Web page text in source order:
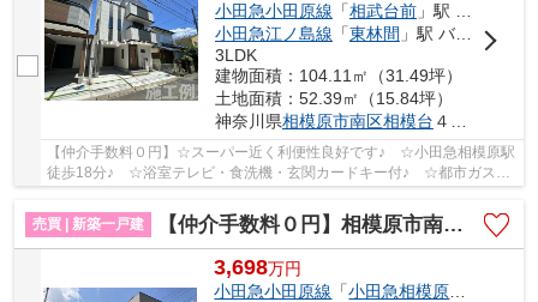
小田急小田原線 「相武台前」駅 バス1分 「団地東（相模原市）」 停歩2分
小田急江ノ島線 「東林間 」駅 バス7分 「相模台まちづくりセンター前」 停歩12分
3LDK
建物面積：104.11㎡（31.49坪）
土地面積：52.39㎡（15.84坪）
神奈川県相模原市南区相模台 ４丁目
【仲介手数料０円】☆スーパー近く利便性良好です♪ ☆小田急相模原駅
徒歩18分♪ ☆浴室テレビ・食洗機・玄関カードキー付♪ ☆都市ガス♪
売買 | 新築一戸建
【仲介手数料０円】相模原市南区南台5丁目 新築一戸建て
3,698万円
小田急小田原線 「小田急相模原